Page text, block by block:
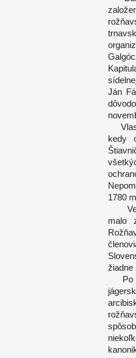
Ján
kedy
1780
malo
žiadne
Po